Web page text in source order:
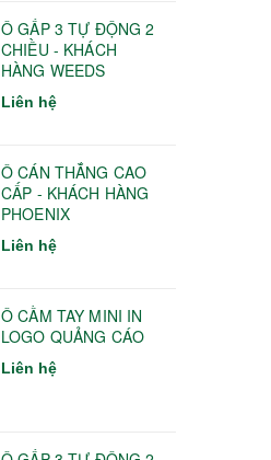
Ô GẤP 3 TỰ ĐỘNG 2
CHIỀU - KHÁCH
HÀNG WEEDS
Liên hệ
Ô CÁN THẲNG CAO
CẤP - KHÁCH HÀNG
PHOENIX
Liên hệ
Ô CẦM TAY MINI IN
LOGO QUẢNG CÁO
Liên hệ